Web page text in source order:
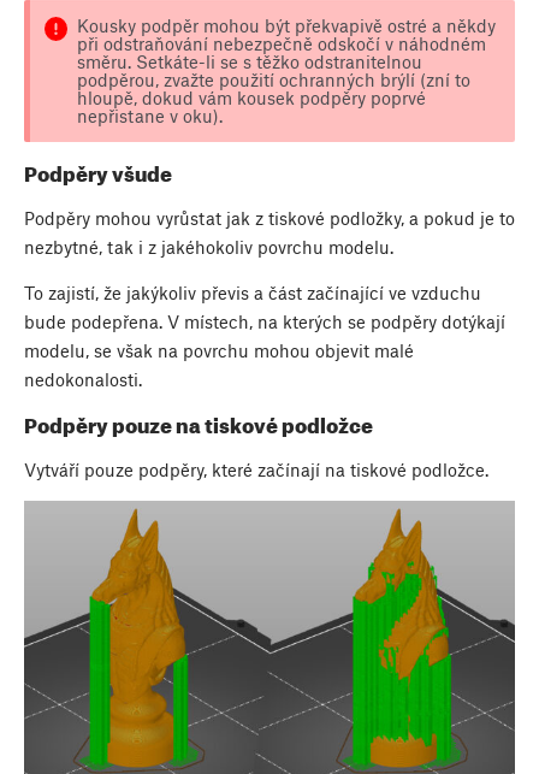
Kousky podpěr mohou být překvapivě ostré a někdy
při odstraňování nebezpečně odskočí v náhodném
směru. Setkáte-li se s těžko odstranitelnou
podpěrou, zvažte použití ochranných brýlí (zní to
hloupě, dokud vám kousek podpěry poprvé
nepřistane v oku).
Podpěry všude
Podpěry mohou vyrůstat jak z tiskové podložky, a pokud je to
nezbytné, tak i z jakéhokoliv povrchu modelu.
To zajistí, že jakýkoliv převis a část začínající ve vzduchu
bude podepřena. V místech, na kterých se podpěry dotýkají
modelu, se však na povrchu mohou objevit malé
nedokonalosti.
Podpěry pouze na tiskové podložce
Vytváří pouze podpěry, které začínají na tiskové podložce.